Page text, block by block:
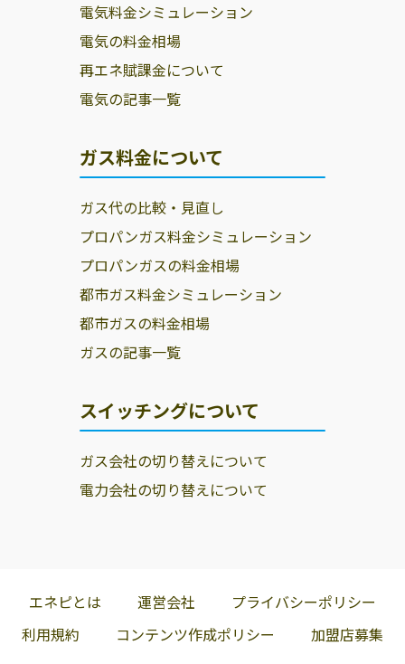
電気料金シミュレーション
電気の料金相場
再エネ賦課金について
電気の記事一覧
ガス料金について
ガス代の比較・見直し
プロパンガス料金シミュレーション
プロパンガスの料金相場
都市ガス料金シミュレーション
都市ガスの料金相場
ガスの記事一覧
スイッチングについて
ガス会社の切り替えについて
電力会社の切り替えについて
エネピとは 運営会社
プライバシーポリシー
利用規約
コンテンツ作成ポリシー 加盟店募集